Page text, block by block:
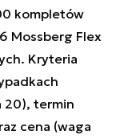
kompletów
Mossberg Flex
Kryteria
20), termin
cena (waga